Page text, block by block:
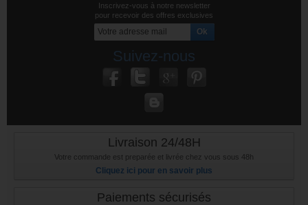
Inscrivez-vous à notre newsletter
pour recevoir des offres exclusives
Suivez-nous
Livraison 24/48H
Votre commande est preparée et livrée chez vous sous 48h
Cliquez ici pour en savoir plus
Paiements sécurisés